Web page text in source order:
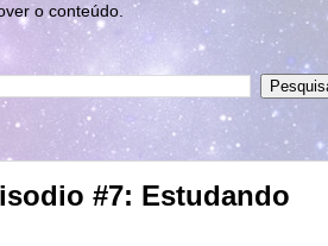
o conteúdo.
#7: Estudando